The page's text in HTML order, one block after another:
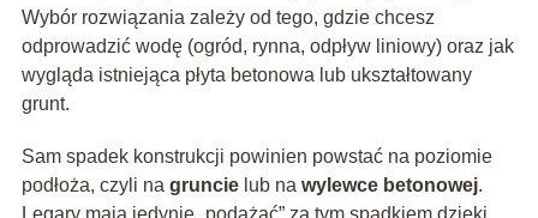
Wybór rozwiązania zależy od tego, gdzie chcesz
odprowadzić wodę (ogród, rynna, odpływ liniowy) oraz jak
wygląda istniejąca płyta betonowa lub ukształtowany
grunt.
Sam spadek konstrukcji powinien powstać na poziomie
podłoża, czyli na gruncielub na wylewce betonowej.
Legary mają jedynie „podążać” za tym spadkiem dzięki